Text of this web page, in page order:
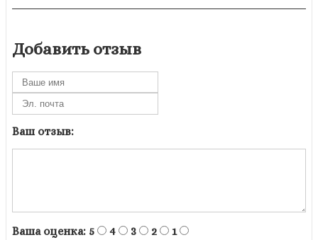
Добавить отзыв
Ваш отзыв:
Ваша оценка: 5 4 3 2 1